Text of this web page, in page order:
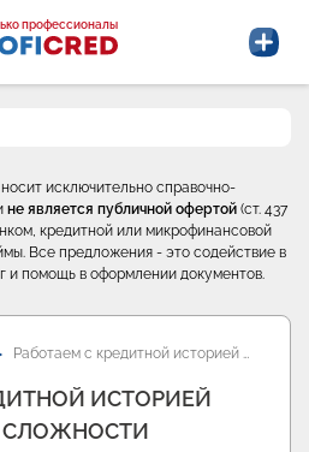
профессионалы
профессионалы
исключительно справочно-
не является публичной офертой (ст. 437
кредитной или микрофинансовой
Все предложения - это содействие в
и помощь в оформлении документов.
Работаем с кредитной историей …
ИСТОРИЕЙ
СЛОЖНОСТИ